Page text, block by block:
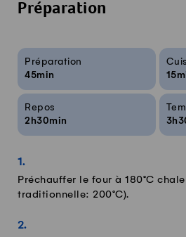
Préparation
Infos sur la recette
Préparation
45min
Repos
2h30min
Préchauffer le four à 180°C
traditionnelle: 200°C).